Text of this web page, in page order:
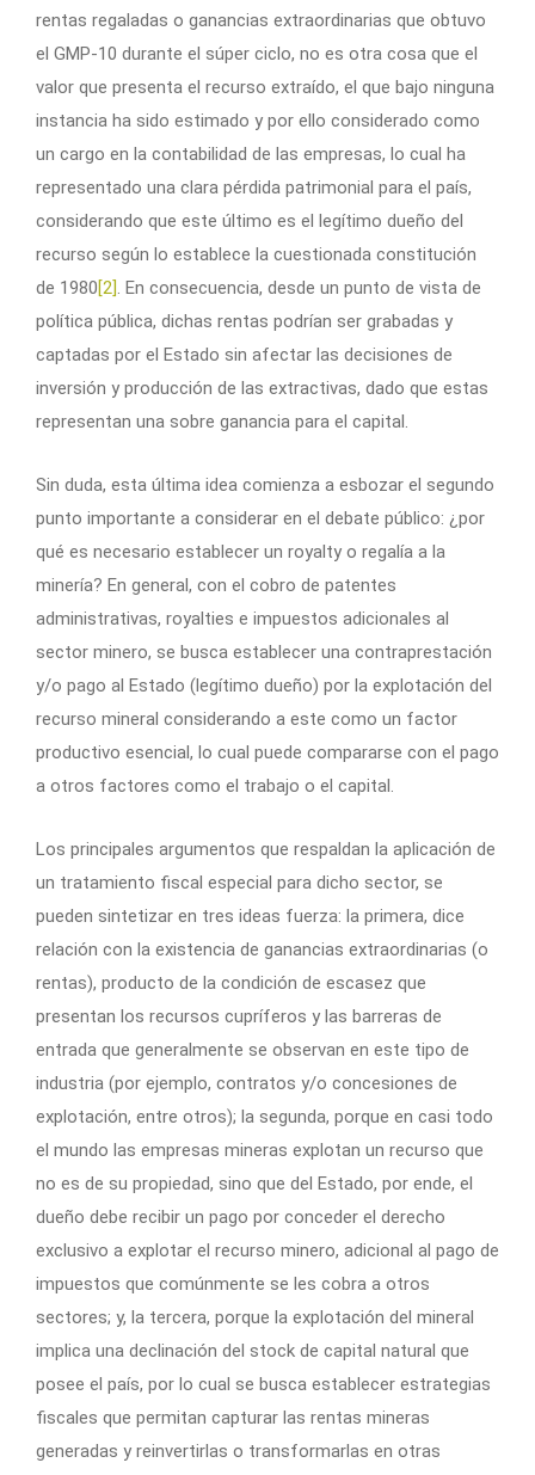
rentas regaladas o ganancias extraordinarias que obtuvo
el GMP-10 durante el súper ciclo, no es otra cosa que el
valor que presenta el recurso extraído, el que bajo ninguna
instancia ha sido estimado y por ello considerado como
un cargo en la contabilidad de las empresas, lo cual ha
representado una clara pérdida patrimonial para el país,
considerando que este último es el legítimo dueño del
recurso según lo establece la cuestionada constitución
de 1980[2] . En consecuencia, desde un punto de vista de
política pública, dichas rentas podrían ser grabadas y
captadas por el Estado sin afectar las decisiones de
inversión y producción de las extractivas, dado que estas
representan una sobre ganancia para el capital.
Sin duda, esta última idea comienza a esbozar el segundo
punto importante a considerar en el debate público: ¿por
qué es necesario establecer un royalty o regalía a la
minería? En general, con el cobro de patentes
administrativas, royalties e impuestos adicionales al
sector minero, se busca establecer una contraprestación
y/o pago al Estado (legítimo dueño) por la explotación del
recurso mineral considerando a este como un factor
productivo esencial, lo cual puede compararse con el pago
a otros factores como el trabajo o el capital.
Los principales argumentos que respaldan la aplicación de
un tratamiento fiscal especial para dicho sector, se
pueden sintetizar en tres ideas fuerza: la primera, dice
relación con la existencia de ganancias extraordinarias (o
rentas), producto de la condición de escasez que
presentan los recursos cupríferos y las barreras de
entrada que generalmente se observan en este tipo de
industria (por ejemplo, contratos y/o concesiones de
explotación, entre otros); la segunda, porque en casi todo
el mundo las empresas mineras explotan un recurso que
no es de su propiedad, sino que del Estado, por ende, el
dueño debe recibir un pago por conceder el derecho
exclusivo a explotar el recurso minero, adicional al pago de
impuestos que comúnmente se les cobra a otros
sectores; y, la tercera, porque la explotación del mineral
implica una declinación del stock de capital natural que
posee el país, por lo cual se busca establecer estrategias
fiscales que permitan capturar las rentas mineras
generadas y reinvertirlas o transformarlas en otras